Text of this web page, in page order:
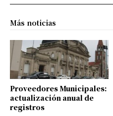
Más noticias
Proveedores Municipales:
actualización anual de
registros